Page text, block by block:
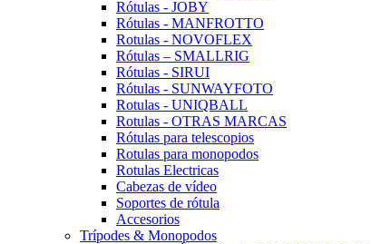
Rótulas - JOBY
Rótulas - MANFROTTO
Rotulas - NOVOFLEX
Rótulas – SMALLRIG
Rótulas - SIRUI
Rótulas - SUNWAYFOTO
Rotulas - UNIQBALL
Rotulas - OTRAS MARCAS
Rótulas para telescopios
Rotulas para monopodos
Rotulas Electricas
Cabezas de vídeo
Soportes de rótula
Accesorios
Trípodes & Monopodos